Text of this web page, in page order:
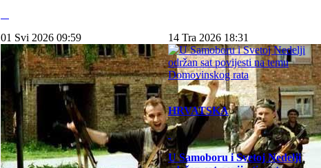
01 Svi 2026 09:59 14 Tra 2026 18:31
HRVATSKA
U Samoboru i Svetoj Nedelji